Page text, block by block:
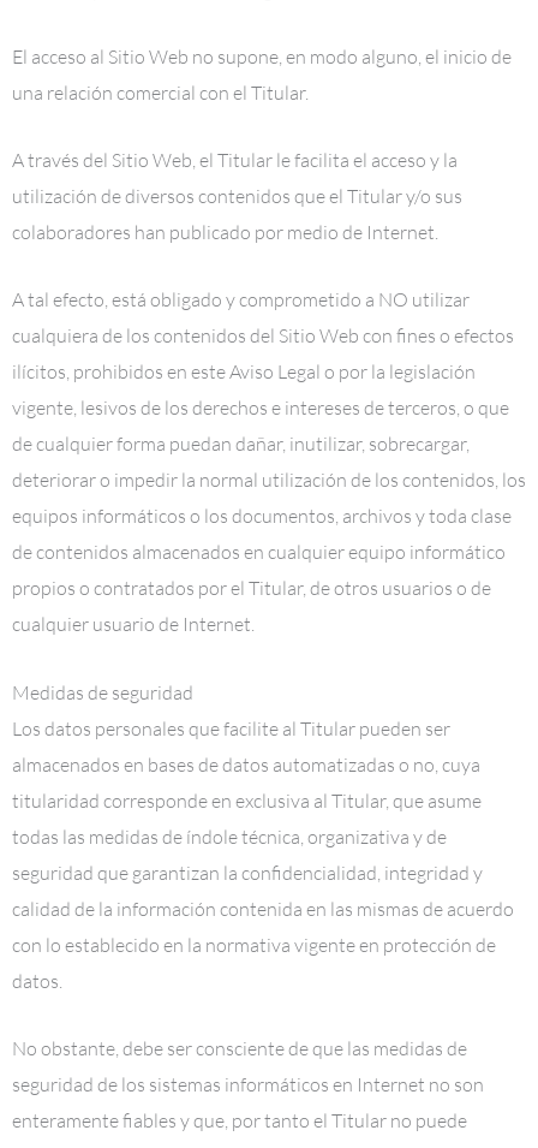
El acceso al Sitio Web no supone, en modo alguno, el inicio de
una relación comercial con el Titular.
A través del Sitio Web, el Titular le facilita el acceso y la
utilización de diversos contenidos que el Titular y/o sus
colaboradores han publicado por medio de Internet.
A tal efecto, está obligado y comprometido a NO utilizar
cualquiera de los contenidos del Sitio Web con fines o efectos
ilícitos, prohibidos en este Aviso Legal o por la legislación
vigente, lesivos de los derechos e intereses de terceros, o que
de cualquier forma puedan dañar, inutilizar, sobrecargar,
deteriorar o impedir la normal utilización de los contenidos, los
equipos informáticos o los documentos, archivos y toda clase
de contenidos almacenados en cualquier equipo informático
propios o contratados por el Titular, de otros usuarios o de
cualquier usuario de Internet.
Medidas de seguridad
Los datos personales que facilite al Titular pueden ser
almacenados en bases de datos automatizadas o no, cuya
titularidad corresponde en exclusiva al Titular, que asume
todas las medidas de índole técnica, organizativa y de
seguridad que garantizan la confidencialidad, integridad y
calidad de la información contenida en las mismas de acuerdo
con lo establecido en la normativa vigente en protección de
datos.
No obstante, debe ser consciente de que las medidas de
seguridad de los sistemas informáticos en Internet no son
enteramente fiables y que, por tanto el Titular no puede